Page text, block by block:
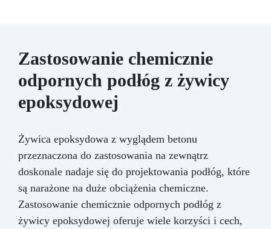
Zastosowanie chemicznie
odpornych podłóg z żywicy
epoksydowej
Żywica epoksydowa z wyglądem betonu
przeznaczona do zastosowania na zewnątrz
doskonale nadaje się do projektowania podłóg, które
są narażone na duże obciążenia chemiczne.
Zastosowanie chemicznie odpornych podłóg z
żywicy epoksydowej oferuje wiele korzyści i cech,